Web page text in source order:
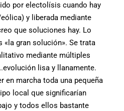
por electolísis cuando hay
y liberada mediante
que soluciones hay. Lo
«la gran solución». Se trata
mediante múltiples
lisa y llanamente.
en marcha toda una pequeña
local que significarían
y todos ellos bastante